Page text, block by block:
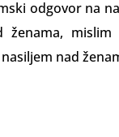
odgovor na
ženama,
nad